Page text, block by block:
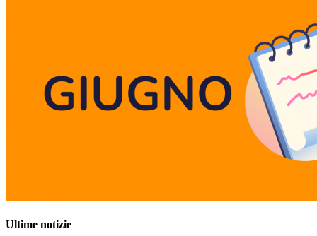
Ultime notizie